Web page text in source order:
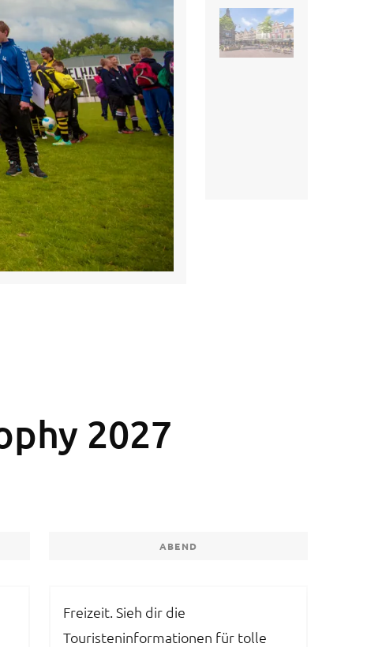
2027
ABEND
Freizeit. Sieh dir die
Touristeninformationen für tolle